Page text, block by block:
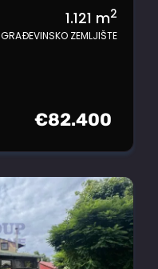
1.121 m2
GRAĐEVINSKO ZEMLJIŠTE
€82.400